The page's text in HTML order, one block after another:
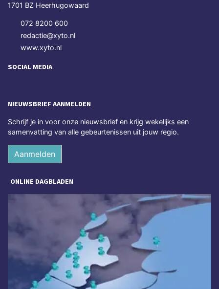
1701 BZ Heerhugowaard
072 8200 600
redactie@xyto.nl
www.xyto.nl
SOCIAL MEDIA
NIEUWSBRIEF AANMELDEN
Schrijf je in voor onze nieuwsbrief en krijg wekelijks een
samenvatting van alle gebeurtenissen uit jouw regio.
Aanmelden
ONLINE DAGBLADEN